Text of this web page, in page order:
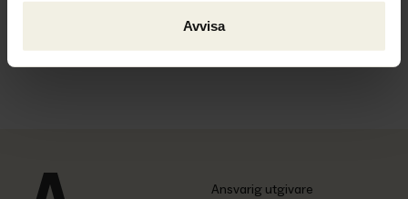
Avvisa
Ackordscentralen Nyheter nr 1 2026
Ansvarig utgivare